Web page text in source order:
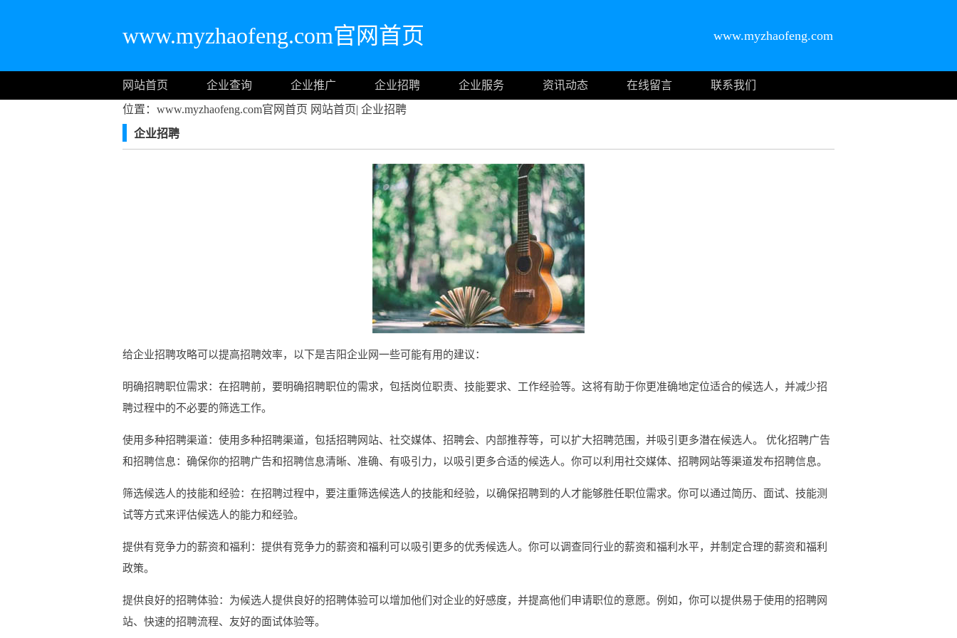
www.myzhaofeng.com官网首页 www.myzhaofeng.com
网站首页 企业查询 企业推广 企业招聘 企业服务 资讯动态 在线留言
联系我们
位置：www.myzhaofeng.com官网首页 网站首页| 企业招聘
企业招聘
给企业招聘攻略可以提高招聘效率，以下是吉阳企业网一些可能有用的建议：
明确招聘职位需求：在招聘前，要明确招聘职位的需求，包括岗位职责、技能要求、工作经验等。这将有助于你更准确地定位适合的候选人，并减少招
聘过程中的不必要的筛选工作。
使用多种招聘渠道：使用多种招聘渠道，包括招聘网站、社交媒体、招聘会、内部推荐等，可以扩大招聘范围，并吸引更多潜在候选人。 优化招聘广告
和招聘信息：确保你的招聘广告和招聘信息清晰、准确、有吸引力，以吸引更多合适的候选人。你可以利用社交媒体、招聘网站等渠道发布招聘信息。
筛选候选人的技能和经验：在招聘过程中，要注重筛选候选人的技能和经验，以确保招聘到的人才能够胜任职位需求。你可以通过简历、面试、技能测
试等方式来评估候选人的能力和经验。
提供有竞争力的薪资和福利：提供有竞争力的薪资和福利可以吸引更多的优秀候选人。你可以调查同行业的薪资和福利水平，并制定合理的薪资和福利
政策。
提供良好的招聘体验：为候选人提供良好的招聘体验可以增加他们对企业的好感度，并提高他们申请职位的意愿。例如，你可以提供易于使用的招聘网
站、快速的招聘流程、友好的面试体验等。